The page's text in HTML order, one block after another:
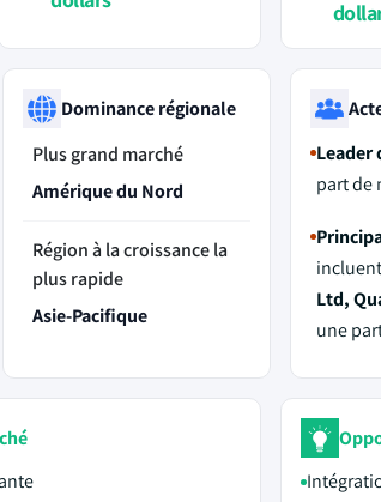
Dominance régionale
Plus grand marché
Amérique du Nord
Région à la croissance la
plus rapide
Asie-Pacifique
Leader
part de
incluent
Ltd,
une